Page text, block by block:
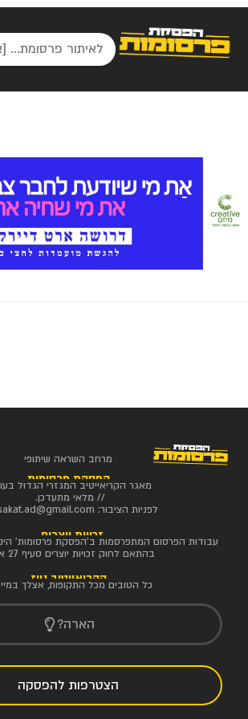
מרחב השראה שיתופי
הפסקת פרסומות
מאגר הקריאייטיב המגזרי הגדול
// מלאי מתעדכן.
לפניות הציבור:
זכויות יוצרים
עבודות הפרסום המתפרסמות ב'הפסקת פרסומות'
בהתאם לחוק זכויות יוצרים סעיף 27 א'
הקריאייטיב ניוז
כל הטובים מכל התקופות, אצלך
הארה?
הצטרפות להפסקה